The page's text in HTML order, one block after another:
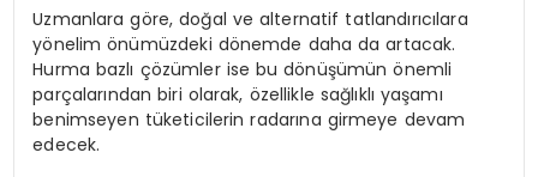
Uzmanlara göre, doğal ve alternatif tatlandırıcılara
yönelim önümüzdeki dönemde daha da artacak.
Hurma bazlı çözümler ise bu dönüşümün önemli
parçalarından biri olarak, özellikle sağlıklı yaşamı
benimseyen tüketicilerin radarına girmeye devam
edecek.